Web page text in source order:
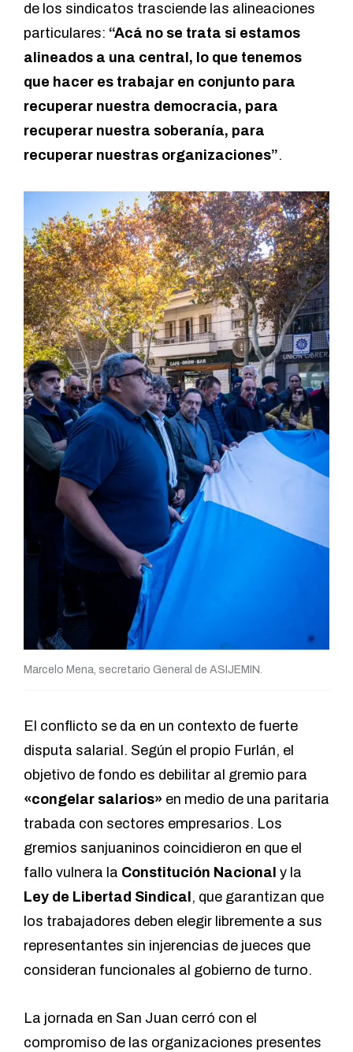
de los sindicatos trasciende las alineaciones
particulares: “Acá no se trata si estamos
alineados a una central, lo que tenemos
que hacer es trabajar en conjunto para
recuperar nuestra democracia, para
recuperar nuestra soberanía, para
recuperar nuestras organizaciones”.
Marcelo Mena, secretario General de ASIJEMIN.
El conflicto se da en un contexto de fuerte
disputa salarial. Según el propio Furlán, el
objetivo de fondo es debilitar al gremio para
«congelar salarios» en medio de una paritaria
trabada con sectores empresarios. Los
gremios sanjuaninos coincidieron en que el
fallo vulnera la Constitución Nacional y la
Ley de Libertad Sindical , que garantizan que
los trabajadores deben elegir libremente a sus
representantes sin injerencias de jueces que
consideran funcionales al gobierno de turno.
La jornada en San Juan cerró con el
compromiso de las organizaciones presentes